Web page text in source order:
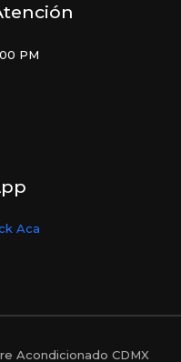
PM
Aca
Acondicionado CDMX